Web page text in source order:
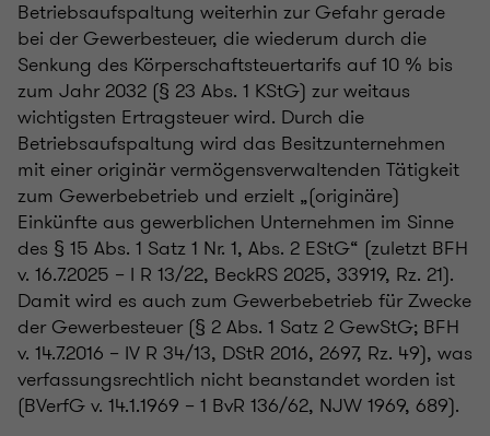
Betriebsaufspaltung weiterhin zur Gefahr gerade
bei der Gewerbesteuer, die wiederum durch die
Senkung des Körperschaftsteuertarifs auf 10 % bis
zum Jahr 2032 (§ 23 Abs. 1 KStG) zur weitaus
wichtigsten Ertragsteuer wird. Durch die
Betriebsaufspaltung wird das Besitzunternehmen
mit einer originär vermögensverwaltenden Tätigkeit
zum Gewerbebetrieb und erzielt „(originäre)
Einkünfte aus gewerblichen Unternehmen im Sinne
des § 15 Abs. 1 Satz 1 Nr. 1, Abs. 2 EStG“ (zuletzt BFH
v. 16.7.2025 – I R 13/22, BeckRS 2025, 33919, Rz. 21).
Damit wird es auch zum Gewerbebetrieb für Zwecke
der Gewerbesteuer (§ 2 Abs. 1 Satz 2 GewStG; BFH
v. 14.7.2016 – IV R 34/13, DStR 2016, 2697, Rz. 49), was
verfassungsrechtlich nicht beanstandet worden ist
(BVerfG v. 14.1.1969 – 1 BvR 136/62, NJW 1969, 689).